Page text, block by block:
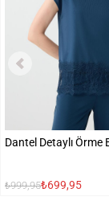
Dantel Detaylı Örme
₺999,95₺699,95